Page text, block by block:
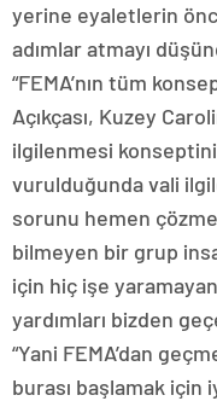
yerine eyaletlerin
adımlar atmayı
“FEMA’nın tüm
Açıkçası, Kuzey
ilgilenmesi
vurulduğunda vali
sorunu hemen
bilmeyen bir grup
için hiç işe
yardımları bizden
“Yani FEMA’dan
burası başlamak için